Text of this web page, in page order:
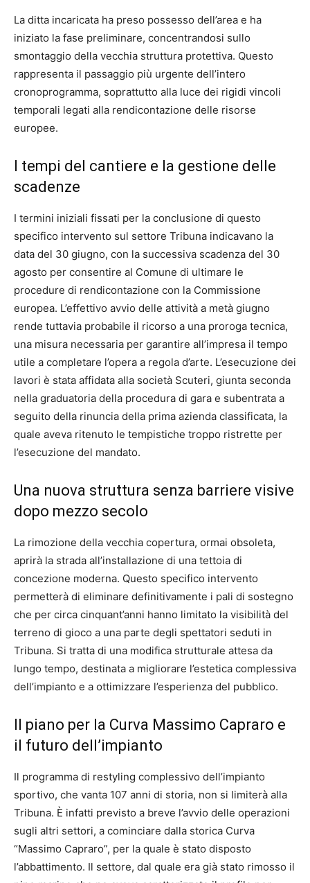
La ditta incaricata ha preso possesso dell’area e ha
iniziato la fase preliminare, concentrandosi sullo
smontaggio della vecchia struttura protettiva. Questo
rappresenta il passaggio più urgente dell’intero
cronoprogramma, soprattutto alla luce dei rigidi vincoli
temporali legati alla rendicontazione delle risorse
europee.
I tempi del cantiere e la gestione delle
scadenze
I termini iniziali fissati per la conclusione di questo
specifico intervento sul settore Tribuna indicavano la
data del 30 giugno, con la successiva scadenza del 30
agosto per consentire al Comune di ultimare le
procedure di rendicontazione con la Commissione
europea. L’effettivo avvio delle attività a metà giugno
rende tuttavia probabile il ricorso a una proroga tecnica,
una misura necessaria per garantire all’impresa il tempo
utile a completare l’opera a regola d’arte. L’esecuzione dei
lavori è stata affidata alla società Scuteri, giunta seconda
nella graduatoria della procedura di gara e subentrata a
seguito della rinuncia della prima azienda classificata, la
quale aveva ritenuto le tempistiche troppo ristrette per
l’esecuzione del mandato.
Una nuova struttura senza barriere visive
dopo mezzo secolo
La rimozione della vecchia copertura, ormai obsoleta,
aprirà la strada all’installazione di una tettoia di
concezione moderna. Questo specifico intervento
permetterà di eliminare definitivamente i pali di sostegno
che per circa cinquant’anni hanno limitato la visibilità del
terreno di gioco a una parte degli spettatori seduti in
Tribuna. Si tratta di una modifica strutturale attesa da
lungo tempo, destinata a migliorare l’estetica complessiva
dell’impianto e a ottimizzare l’esperienza del pubblico.
Il piano per la Curva Massimo Capraro e
il futuro dell’impianto
Il programma di restyling complessivo dell’impianto
sportivo, che vanta 107 anni di storia, non si limiterà alla
Tribuna. È infatti previsto a breve l’avvio delle operazioni
sugli altri settori, a cominciare dalla storica Curva
“Massimo Capraro”, per la quale è stato disposto
l’abbattimento. Il settore, dal quale era già stato rimosso il